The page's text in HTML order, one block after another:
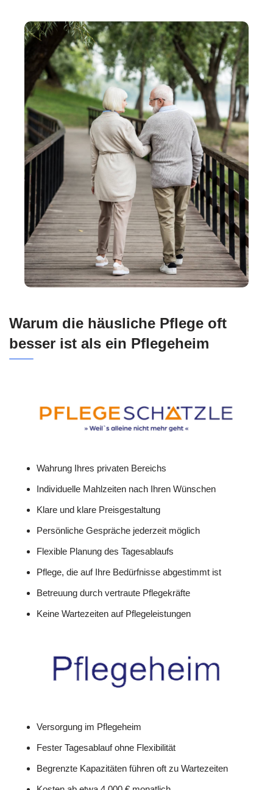
Warum die häusliche Pflege oft
besser ist als ein Pflegeheim
Wahrung Ihres privaten Bereichs
Individuelle Mahlzeiten nach Ihren Wünschen
Klare und klare Preisgestaltung
Persönliche Gespräche jederzeit möglich
Flexible Planung des Tagesablaufs
Pflege, die auf Ihre Bedürfnisse abgestimmt ist
Betreuung durch vertraute Pflegekräfte
Keine Wartezeiten auf Pflegeleistungen
Versorgung im Pflegeheim
Fester Tagesablauf ohne Flexibilität
Begrenzte Kapazitäten führen oft zu Wartezeiten